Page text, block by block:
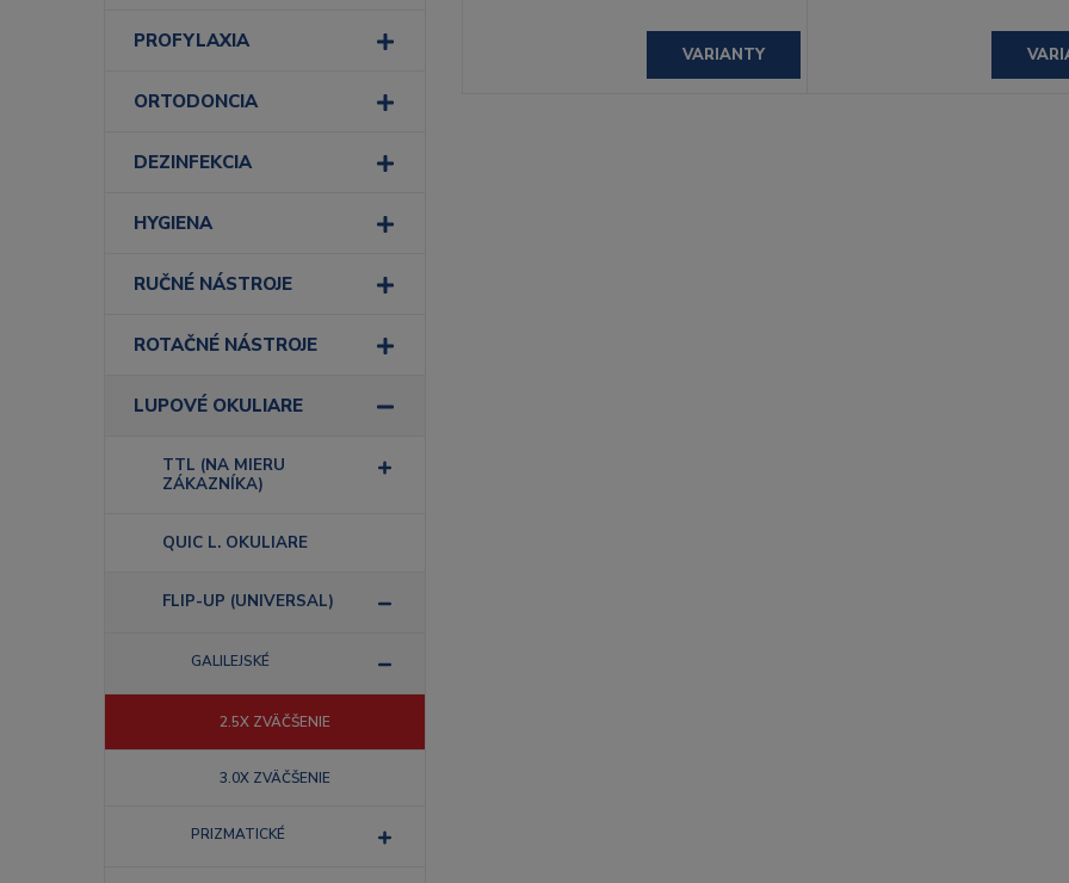
PROFYLAXIA
ORTODONCIA
DEZINFEKCIA
HYGIENA
RUČNÉ NÁSTROJE
ROTAČNÉ NÁSTROJE
LUPOVÉ OKULIARE
TTL (NA MIERU
ZÁKAZNÍKA)
QUIC L. OKULIARE
FLIP-UP (UNIVERSAL)
GALILEJSKÉ
2.5X ZVÄČŠENIE
3.0X ZVÄČŠENIE
PRIZMATICKÉ
VARIANTY